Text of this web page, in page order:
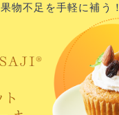
果物不足を手軽に補う！